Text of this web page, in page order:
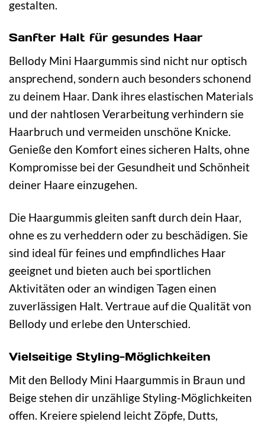
gestalten.
Sanfter Halt für gesundes Haar
Bellody Mini Haargummis sind nicht nur optisch
ansprechend, sondern auch besonders schonend
zu deinem Haar. Dank ihres elastischen Materials
und der nahtlosen Verarbeitung verhindern sie
Haarbruch und vermeiden unschöne Knicke.
Genieße den Komfort eines sicheren Halts, ohne
Kompromisse bei der Gesundheit und Schönheit
deiner Haare einzugehen.
Die Haargummis gleiten sanft durch dein Haar,
ohne es zu verheddern oder zu beschädigen. Sie
sind ideal für feines und empfindliches Haar
geeignet und bieten auch bei sportlichen
Aktivitäten oder an windigen Tagen einen
zuverlässigen Halt. Vertraue auf die Qualität von
Bellody und erlebe den Unterschied.
Vielseitige Styling-Möglichkeiten
Mit den Bellody Mini Haargummis in Braun und
Beige stehen dir unzählige Styling-Möglichkeiten
offen. Kreiere spielend leicht Zöpfe, Dutts,